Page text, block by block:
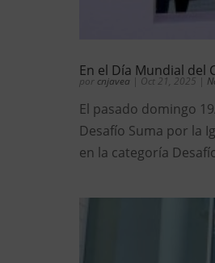
En el Día Mundial
por cnjavea | Oct 21, 2025 |
El pasado domingo
Desafío Suma por la
en la categoría